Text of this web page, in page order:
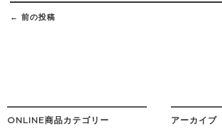
Post
navigation
← 前の投稿
ONLINE商品カテゴリー アーカイブ